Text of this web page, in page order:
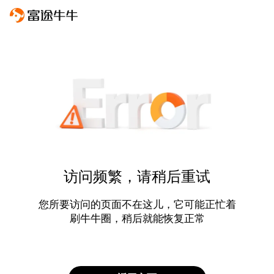
访问频繁，请稍后重试
您所要访问的页面不在这儿，它可能正忙着
刷牛牛圈，稍后就能恢复正常